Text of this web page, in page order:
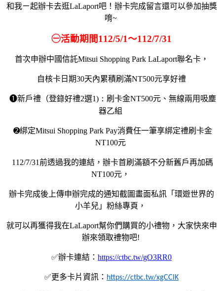
和我ㄧ起辦卡去逛LaLaport吧！辦卡完成留言還可以參加抽獎
唷~
㊀活動期間112/5/1～112/7/31
首次申辦中國信託Mitsui Shopping Park LaLaport聯名卡，
自核卡日期30天內累積刷滿NT500元享好禮
➊新戶禮（登錄好禮2選1)： 刷卡金NT500元、無線兩用吸塵
器乙組
➋綁定Mitsui Shopping Park Pay消費任一筆享綁定禮刷卡金
NT100元
112/7/31前透過我的連結，辦卡首刷滿額不分新舊戶再加碼
NT100元，
辦卡完成後上傳申辦完成的通知截圖畫面私訊「環遊世界的
小羊兒」粉絲專頁，
就可以再獲得我在LaLaport幫你們購買的小禮物，大家快來申
辦來領取禮物吧!
✅辦卡連結： https://ctbc.tw/gO3RR0
✅更多卡片資訊： https://ctbc.tw/xgCClK